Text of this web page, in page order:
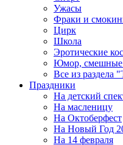
Ужасы
Фраки и
Цирк
Школа
Эротические
Юмор,
Все из раздела
Праздники
На детский
На масленицу
На Октоберфест
На Новый Год
На 14 февраля